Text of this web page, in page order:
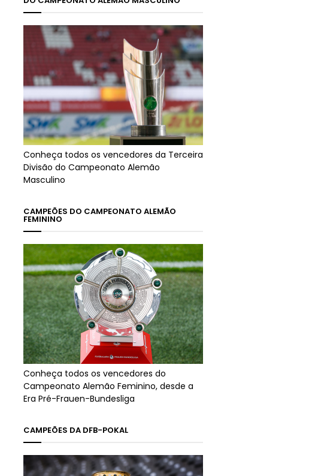
Conheça todos os vencedores da Terceira
Divisão do Campeonato Alemão
Masculino
CAMPEÕES DO CAMPEONATO ALEMÃO
FEMININO
Conheça todos os vencedores do
Campeonato Alemão Feminino, desde a
Era Pré-Frauen-Bundesliga
CAMPEÕES DA DFB-POKAL